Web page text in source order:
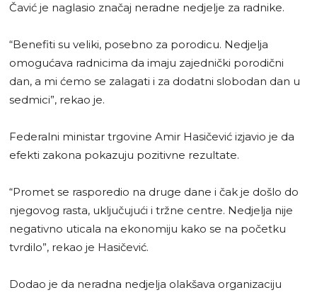
Čavić je naglasio značaj neradne nedjelje za radnike.
“Benefiti su veliki, posebno za porodicu. Nedjelja
omogućava radnicima da imaju zajednički porodični
dan, a mi ćemo se zalagati i za dodatni slobodan dan u
sedmici”, rekao je.
Federalni ministar trgovine Amir Hasičević izjavio je da
efekti zakona pokazuju pozitivne rezultate.
“Promet se rasporedio na druge dane i čak je došlo do
njegovog rasta, uključujući i tržne centre. Nedjelja nije
negativno uticala na ekonomiju kako se na početku
tvrdilo”, rekao je Hasičević.
Dodao je da neradna nedjelja olakšava organizaciju